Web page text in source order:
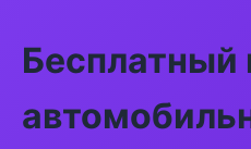
Бесплатный